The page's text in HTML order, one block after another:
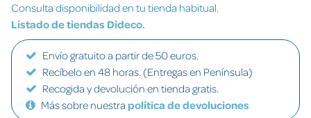
Consulta disponibilidad en tu tienda habitual.
Listado de tiendas Dideco.
Envío gratuito a partir de 50 euros.
Recíbelo en 48 horas. (Entregas en Península)
Recogida y devolución en tienda gratis.
Más sobre nuestra política de devoluciones